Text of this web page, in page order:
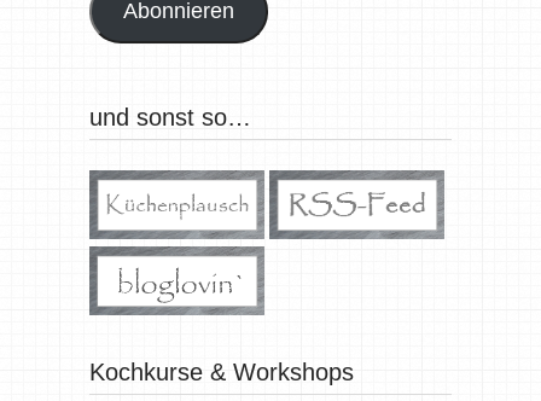
Abonnieren
und sonst so…
Kochkurse & Workshops